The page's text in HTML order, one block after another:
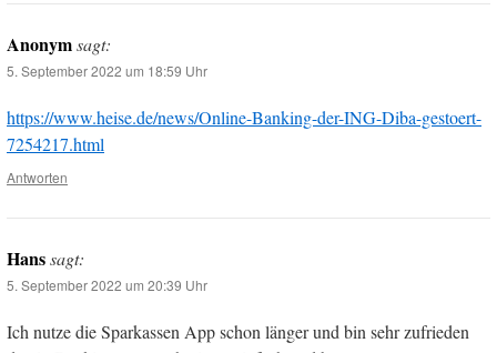
Anonymsagt:
5. September 2022 um 18:59 Uhr
https://www.heise.de/news/Online-Banking-der-ING-Diba-gestoert-
7254217.html
Antworten
Hanssagt:
5. September 2022 um 20:39 Uhr
Ich nutze die Sparkassen App schon länger und bin sehr zufrieden